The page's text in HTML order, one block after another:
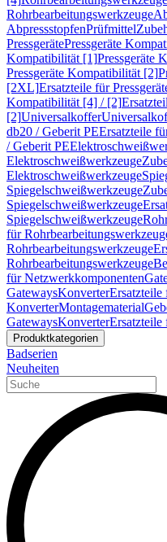
Rohrbearbeitungswerkzeuge
AbpressstopfenPrüfmittel
PressgerätePressgeräte
Kompatibilität [1]Pressgeräte
Pressgeräte Kompatibilität [2]
[2XL]Ersatzteile für
Kompatibilität [4] / [2]
[2]Universalkoffer
db20 / Geberit PEErsatzteile
/ Geberit PE
Elektroschweißwerkzeuge
Elektroschweißwerkzeuge
Spiegelschweißwerkzeuge
Spiegelschweißwerkzeuge
Spiegelschweißwerkzeuge
für
Rohrbearbeitungswerkzeuge
Rohrbearbeitungswerkzeuge
für Netzwerkkomponenten
GatewaysKonverterErsatzteile
KonverterMontagematerial
GatewaysKonverter
Produktkategorien
Badserien
Neuheiten